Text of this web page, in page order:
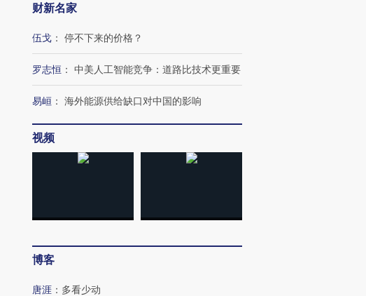
财新名家
伍戈 ： 停不下来的价格？
罗志恒 ： 中美人工智能竞争：道路比技术更重要
易峘 ： 海外能源供给缺口对中国的影响
视频
博客
唐涯 ： 多看少动